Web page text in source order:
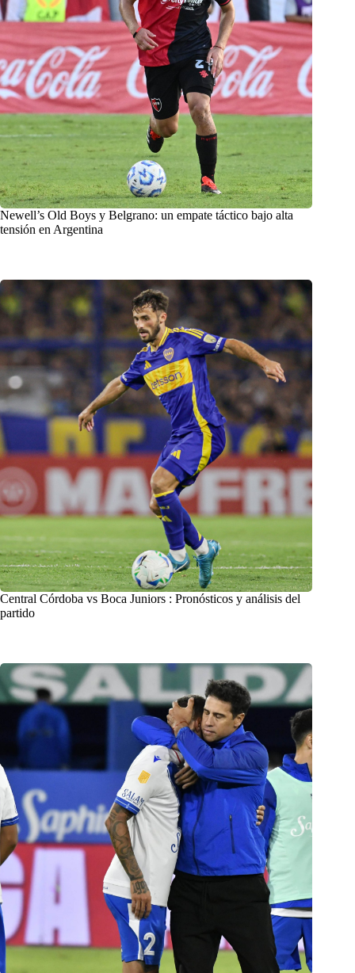
Newell’s Old Boys y Belgrano: un empate táctico bajo alta
tensión en Argentina
Central Córdoba vs Boca Juniors : Pronósticos y análisis del
partido